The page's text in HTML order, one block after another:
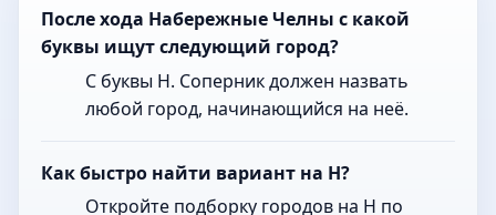
После хода Набережные Челны с какой
буквы ищут следующий город?
С буквы Н. Соперник должен назвать
любой город, начинающийся на неё.
Как быстро найти вариант на Н?
Откройте подборку городов на Н по